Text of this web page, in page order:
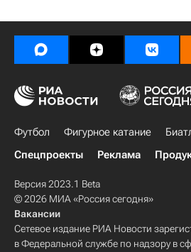
Футбол Фигурное катание
Спецпроекты
Реклама
Версия 2023.1 Beta
© 2026 МИА «Россия сегодня»
Вакансии
Сетевое издание РИА Новости
в Федеральной службе по надзору в